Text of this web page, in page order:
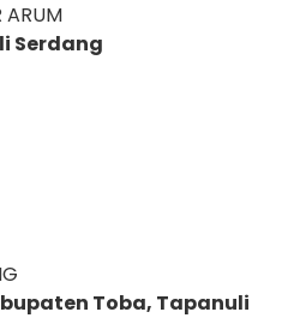
ARUM
Serdang
Toba, Tapanuli